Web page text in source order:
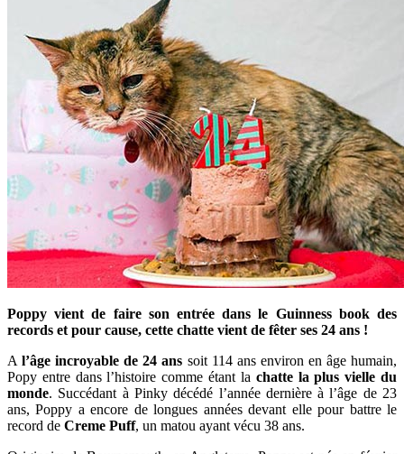
Poppy vient de faire son entrée dans le Guinness book des
records et pour cause, cette chatte vient de fêter ses 24 ans !
Al’âge incroyable de 24 ans soit 114 ans environ en âge humain,
Popy entre dans l’histoire comme étant la chatte la plus vielle du
monde. Succédant à Pinky décédé l’année dernière à l’âge de 23
ans, Poppy a encore de longues années devant elle pour battre le
record de Creme Puff, un matou ayant vécu 38 ans.